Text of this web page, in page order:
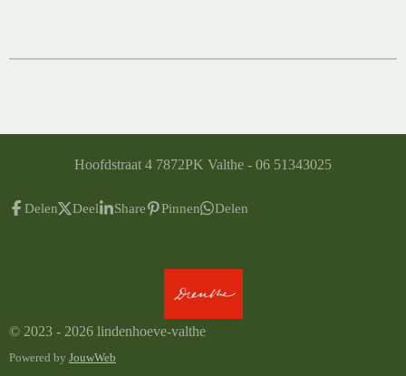
Hoofdstraat 4 7872PK Valthe - 06 51343025
Delen Deel Share Pinnen Delen
© 2023 - 2026 lindenhoeve-valthe
Powered by JouwWeb